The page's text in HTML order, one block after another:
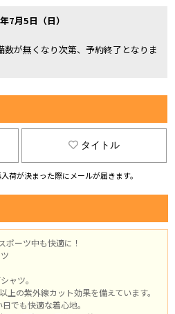
7月5日（日）
が無くなり次第、予約終了となりま
タイトル
荷が決まった際にメールが届きます。
ポーツ中も快適に！
ャツ。
上の紫外線カット効果を備えています。
でも快適な着心地。